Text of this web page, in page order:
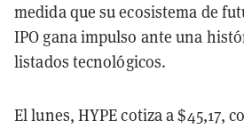
medida que su ecosistema de
IPO gana impulso ante una
listados tecnológicos.
El lunes, HYPE cotiza a $45,17,